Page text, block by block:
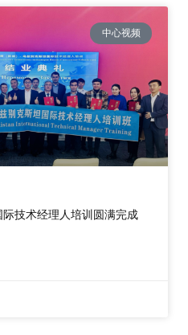
中心视频
技术经理人培训圆满完成